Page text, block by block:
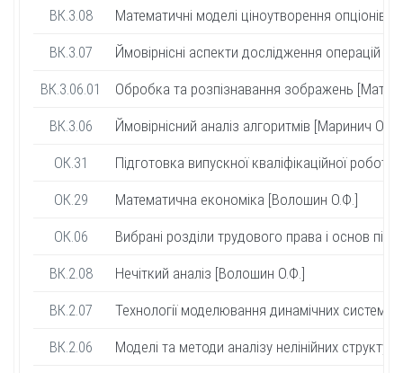
ВК.3.08 Математичні моделі ціноутворення опціонів
ВК.3.07 Ймовірнісні аспекти дослідження операцій
ВК.3.06.01 Обробка та розпізнавання зображень
ВК.3.06 Ймовірнісний аналіз алгоритмів [Маринич О.В.]
ОК.31 Підготовка випускної кваліфікаційної
ОК.29 Математична економіка [Волошин О.Ф.]
ОК.06 Вибрані розділи трудового права і основ
ВК.2.08 Нечіткий аналіз [Волошин О.Ф.]
ВК.2.07 Технології моделювання динамічних систем
ВК.2.06 Моделі та методи аналізу нелінійних